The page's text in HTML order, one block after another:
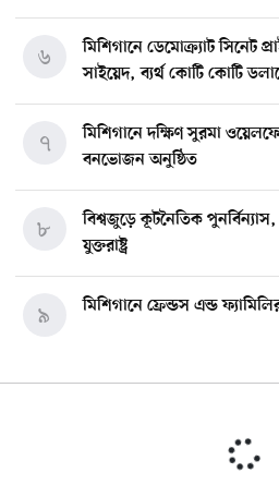
মিশিগানে ডেমোক্র্যাট সিনেট
সাইয়েদ, ব্যর্থ কোটি কোটি
৬
মিশিগানে দক্ষিণ সুরমা
বনভোজন অনুষ্ঠিত
৭
বিশ্বজুড়ে কূটনৈতিক
যুক্তরাষ্ট্র
৮
মিশিগানে ফ্রেন্ডস এন্ড
৯
মিশিগানে ডেমোক্র্যাটদের
মুনা দাওয়াহ কনফারেন্স ২০২৬